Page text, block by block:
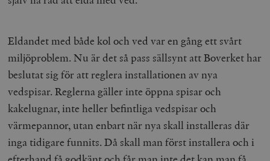
Eldandet med både kol och ved var en gång ett svårt
miljöproblem. Nu är det så pass sällsynt att Boverket har
beslutat sig för att reglera installationen av nya
vedspisar. Reglerna gäller inte öppna spisar och
kakelugnar, inte heller befintliga vedspisar och
värmepannor, utan enbart när nya skall installeras där
inga tidigare funnits. Då skall man först installera och i